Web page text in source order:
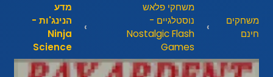
משחקים
חינם
משחקי פלאש
נוסטלגיים -
Nostalgic Flash
Games
מדע
הנינג'ות -
Ninja
Science